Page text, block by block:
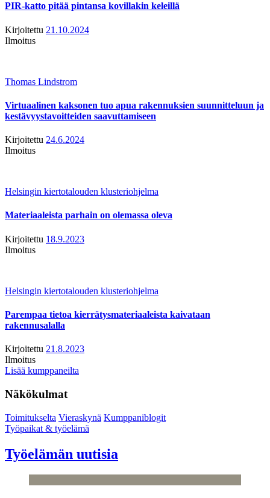
PIR-katto pitää pintansa kovillakin keleillä
Kirjoitettu 21.10.2024
Ilmoitus
Thomas Lindstrom
Virtuaalinen kaksonen tuo apua rakennuksien suunnitteluun ja
kestävyystavoitteiden saavuttamiseen
Kirjoitettu 24.6.2024
Ilmoitus
Helsingin kiertotalouden klusteriohjelma
Materiaaleista parhain on olemassa oleva
Kirjoitettu 18.9.2023
Ilmoitus
Helsingin kiertotalouden klusteriohjelma
Parempaa tietoa kierrätysmateriaaleista kaivataan
rakennusalalla
Kirjoitettu 21.8.2023
Ilmoitus
Lisää kumppaneilta
Näkökulmat
Toimitukselta Vieraskynä Kumppaniblogit
Työpaikat & työelämä
Työelämän uutisia